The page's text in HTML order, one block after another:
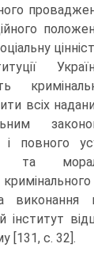
всіх
повного
та
виконання
інститут
[131, с. 32].